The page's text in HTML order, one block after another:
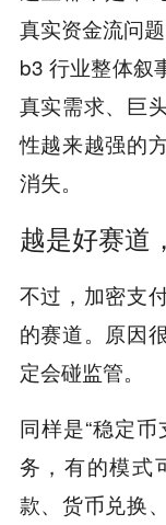
真实资金流问
b3 行业整体叙
真实需求、巨
性越来越强的
消失。
越是好赛道
不过，加密支
的赛道。原因
定会碰监管。
同样是“稳定
务，有的模式
款、货币兑换